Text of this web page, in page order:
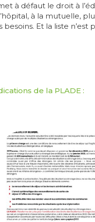
à défaut le droit à
à la mutuelle,
Et la liste n’est
de la PLADE :